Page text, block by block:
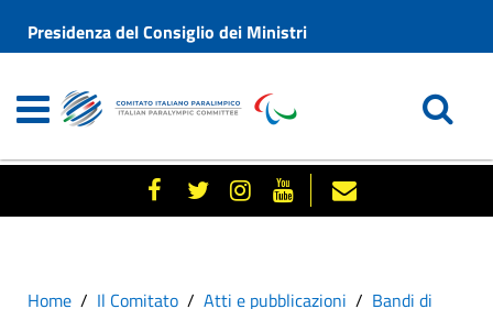
Presidenza del Consiglio dei Ministri
Home Il Comitato Atti e pubblicazioni
Bandi di